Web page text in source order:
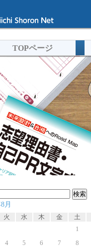
TOPページ
月
火 水 木 金 土
1
4 5 6 7 8